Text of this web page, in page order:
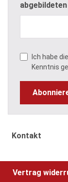
Ich habe die
Kenntnis
Kontakt
Vertrag